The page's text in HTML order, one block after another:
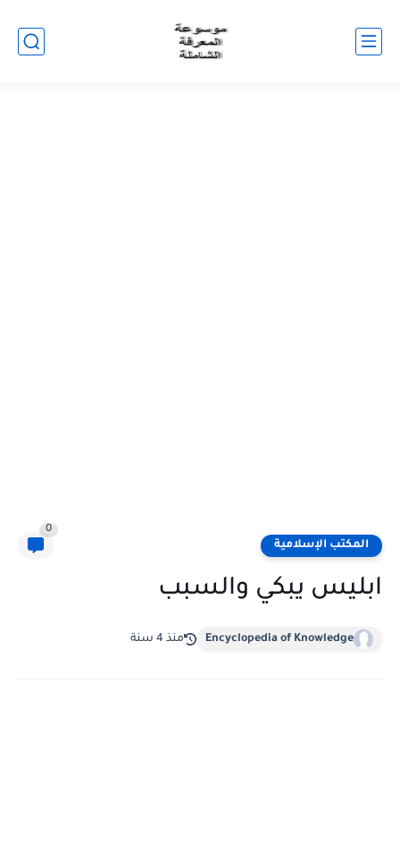
المكتب الإسلامية
0
ابليس يبكي والسبب
Encyclopedia of Knowledge منذ 4 سنة